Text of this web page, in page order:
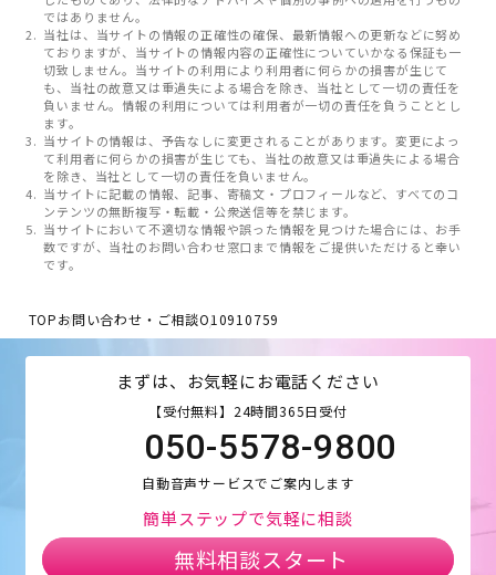
ではありません。
当社は、当サイトの情報の正確性の確保、最新情報への更新などに努め
ておりますが、当サイトの情報内容の正確性についていかなる保証も一
切致しません。当サイトの利用により利用者に何らかの損害が生じて
も、当社の故意又は重過失による場合を除き、当社として一切の責任を
負いません。情報の利用については利用者が一切の責任を負うこととし
ます。
当サイトの情報は、予告なしに変更されることがあります。変更によっ
て利用者に何らかの損害が生じても、当社の故意又は重過失による場合
を除き、当社として一切の責任を負いません。
当サイトに記載の情報、記事、寄稿文・プロフィールなど、すべてのコ
ンテンツの無断複写・転載・公衆送信等を禁じます。
当サイトにおいて不適切な情報や誤った情報を見つけた場合には、お手
数ですが、当社のお問い合わせ窓口まで情報をご提供いただけると幸い
です。
TOPお問い合わせ・ご相談O10910759
まずは、お気軽にお電話ください
【受付無料】24時間365日受付
050-5578-9800
自動音声サービスでご案内します
簡単ステップで気軽に相談
無料相談スタート